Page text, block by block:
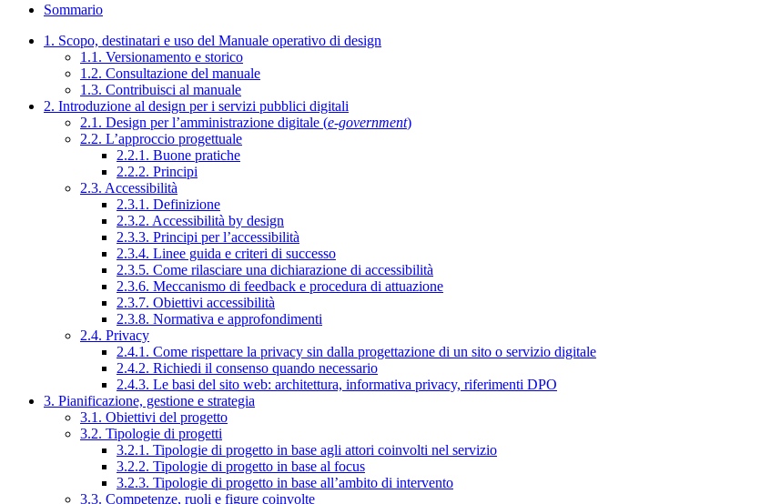
Sommario
1. Scopo, destinatari e uso del Manuale operativo di design
1.1. Versionamento e storico
1.2. Consultazione del manuale
1.3. Contribuisci al manuale
2. Introduzione al design per i servizi pubblici digitali
2.1. Design per l’amministrazione digitale (e-government)
2.2. L’approccio progettuale
2.2.1. Buone pratiche
2.2.2. Principi
2.3. Accessibilità
2.3.1. Definizione
2.3.2. Accessibilità by design
2.3.3. Principi per l’accessibilità
2.3.4. Linee guida e criteri di successo
2.3.5. Come rilasciare una dichiarazione di accessibilità
2.3.6. Meccanismo di feedback e procedura di attuazione
2.3.7. Obiettivi accessibilità
2.3.8. Normativa e approfondimenti
2.4. Privacy
2.4.1. Come rispettare la privacy sin dalla progettazione di un sito o servizio digitale
2.4.2. Richiedi il consenso quando necessario
2.4.3. Le basi del sito web: architettura, informativa privacy, riferimenti DPO
3. Pianificazione, gestione e strategia
3.1. Obiettivi del progetto
3.2. Tipologie di progetti
3.2.1. Tipologie di progetto in base agli attori coinvolti nel servizio
3.2.2. Tipologie di progetto in base al focus
3.2.3. Tipologie di progetto in base all’ambito di intervento
3.3. Competenze, ruoli e figure coinvolte